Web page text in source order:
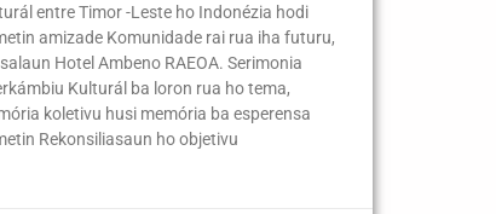
entre Timor -Leste ho Indonézia hodi
amizade Komunidade rai rua iha futuru,
Hotel Ambeno RAEOA. Serimonia
Kulturál ba loron rua ho tema,
koletivu husi memória ba esperensa
Rekonsiliasaun ho objetivu